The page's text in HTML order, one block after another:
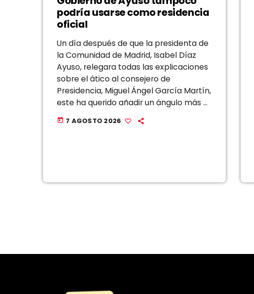
podría usarse como residencia
oficial
Un día después de que la presidenta de
la Comunidad de Madrid, Isabel Díaz
Ayuso, relegara todas las explicaciones
sobre el ático al consejero de
Presidencia, Miguel Ángel García Martín,
este ha querido añadir un ángulo más a
la polémica, una reflexión que, a su
juicio, se está pasando por […]
today 7 AGOSTO 2026